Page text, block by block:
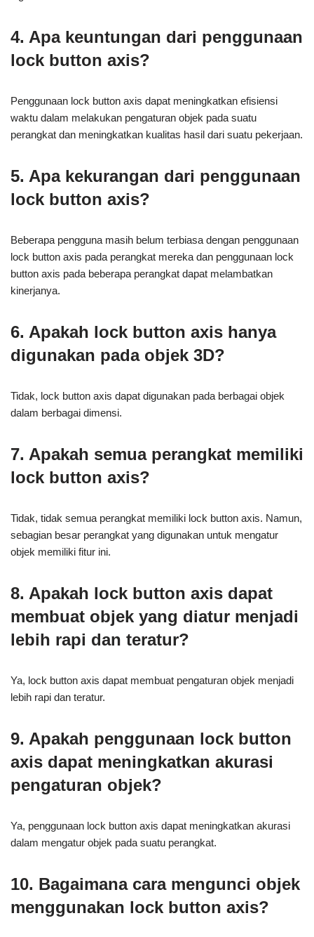
4. Apa keuntungan dari penggunaan
lock button axis?
Penggunaan lock button axis dapat meningkatkan efisiensi
waktu dalam melakukan pengaturan objek pada suatu
perangkat dan meningkatkan kualitas hasil dari suatu pekerjaan.
5. Apa kekurangan dari penggunaan
lock button axis?
Beberapa pengguna masih belum terbiasa dengan penggunaan
lock button axis pada perangkat mereka dan penggunaan lock
button axis pada beberapa perangkat dapat melambatkan
kinerjanya.
6. Apakah lock button axis hanya
digunakan pada objek 3D?
Tidak, lock button axis dapat digunakan pada berbagai objek
dalam berbagai dimensi.
7. Apakah semua perangkat memiliki
lock button axis?
Tidak, tidak semua perangkat memiliki lock button axis. Namun,
sebagian besar perangkat yang digunakan untuk mengatur
objek memiliki fitur ini.
8. Apakah lock button axis dapat
membuat objek yang diatur menjadi
lebih rapi dan teratur?
Ya, lock button axis dapat membuat pengaturan objek menjadi
lebih rapi dan teratur.
9. Apakah penggunaan lock button
axis dapat meningkatkan akurasi
pengaturan objek?
Ya, penggunaan lock button axis dapat meningkatkan akurasi
dalam mengatur objek pada suatu perangkat.
10. Bagaimana cara mengunci objek
menggunakan lock button axis?